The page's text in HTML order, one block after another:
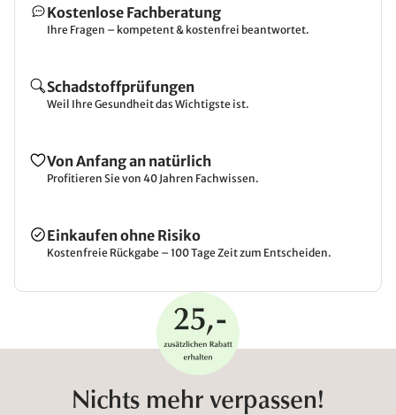
Kostenlose Fachberatung
Ihre Fragen – kompetent & kostenfrei beantwortet.
Schadstoffprüfungen
Weil Ihre Gesundheit das Wichtigste ist.
Von Anfang an natürlich
Profitieren Sie von 40 Jahren Fachwissen.
Einkaufen ohne Risiko
Kostenfreie Rückgabe – 100 Tage Zeit zum Entscheiden.
Nichts mehr verpassen!